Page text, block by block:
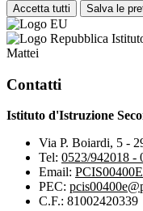
Accetta tutti Salva le
Mattei
Contatti
Istituto d'Istruzione
Via P. Boiardi, 5 -
Tel: 0523/942018 -
Email:
PEC:
C.F.: 81002420339